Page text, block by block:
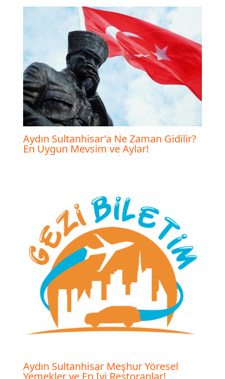
Aydın Sultanhisar’a Ne Zaman Gidilir?
En Uygun Mevsim ve Aylar!
Aydın Sultanhisar Meşhur Yöresel
Yemekler ve En İyi Restoranlar!